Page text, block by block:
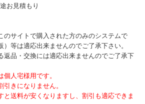
お見積もり
のサイトで購入された方のみのシステムで
等は適応出来ませんのでご了承下さい。
返品・交換には適応出来ませんのでご了承下
人宅様用です。
きになりません。
と送料が安くなりますし、割引も適応できま